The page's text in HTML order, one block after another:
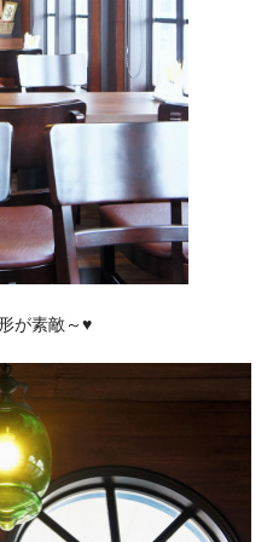
が素敵～♥